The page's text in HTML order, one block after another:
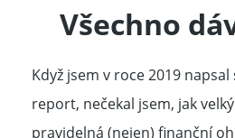
Všechno
Když jsem v roce 2019
report, nečekal jsem, jak
pravidelná (nejen) finanční